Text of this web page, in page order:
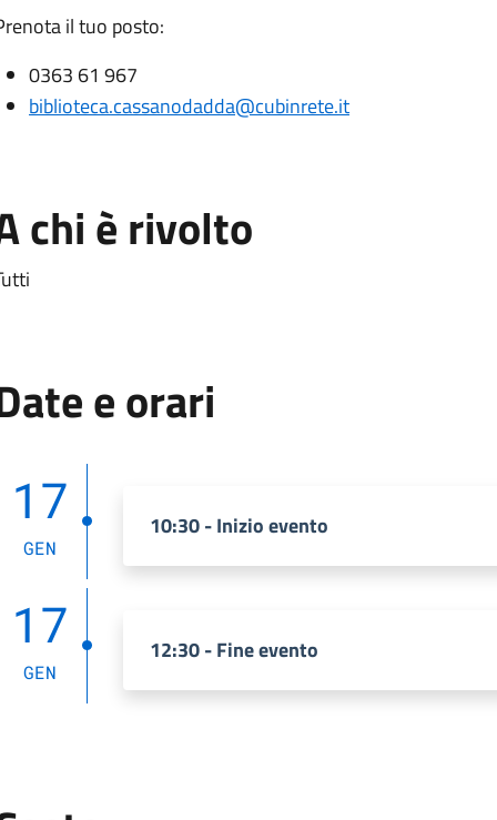
il tuo posto:
0363 61 967
biblioteca.cassanodadda@cubinrete.it
chi è rivolto
e orari
17
GEN
10:30 - Inizio evento
17
GEN
12:30 - Fine evento